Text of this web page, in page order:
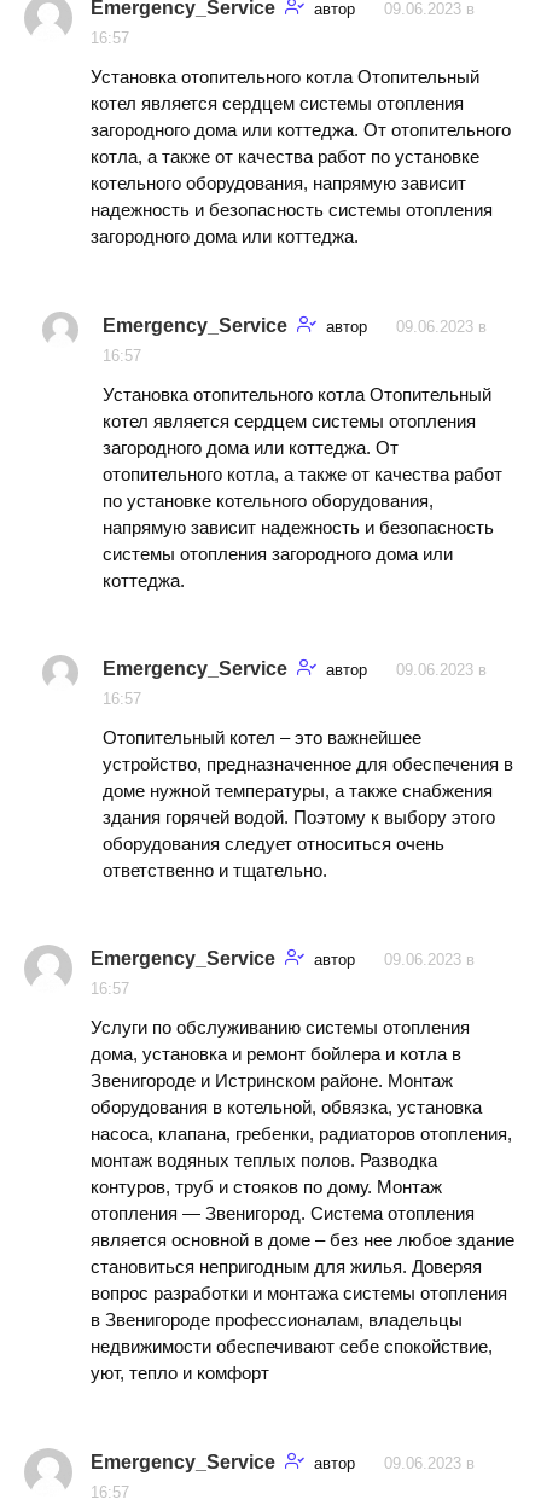
Emergency_Service автор
09.06.2023 в
16:57
Установка отопительного котла Отопительный
котел является сердцем системы отопления
загородного дома или коттеджа. От отопительного
котла, а также от качества работ по установке
котельного оборудования, напрямую зависит
надежность и безопасность системы отопления
загородного дома или коттеджа.
Emergency_Service автор
09.06.2023 в
16:57
Установка отопительного котла Отопительный
котел является сердцем системы отопления
загородного дома или коттеджа. От
отопительного котла, а также от качества работ
по установке котельного оборудования,
напрямую зависит надежность и безопасность
системы отопления загородного дома или
коттеджа.
Emergency_Service автор
09.06.2023 в
16:57
Отопительный котел – это важнейшее
устройство, предназначенное для обеспечения в
доме нужной температуры, а также снабжения
здания горячей водой. Поэтому к выбору этого
оборудования следует относиться очень
ответственно и тщательно.
Emergency_Service автор
09.06.2023 в
16:57
Услуги по обслуживанию системы отопления
дома, установка и ремонт бойлера и котла в
Звенигороде и Истринском районе. Монтаж
оборудования в котельной, обвязка, установка
насоса, клапана, гребенки, радиаторов отопления,
монтаж водяных теплых полов. Разводка
контуров, труб и стояков по дому. Монтаж
отопления — Звенигород. Система отопления
является основной в доме – без нее любое здание
становиться непригодным для жилья. Доверяя
вопрос разработки и монтажа системы отопления
в Звенигороде профессионалам, владельцы
недвижимости обеспечивают себе спокойствие,
уют, тепло и комфорт
Emergency_Service автор
09.06.2023 в
16:57